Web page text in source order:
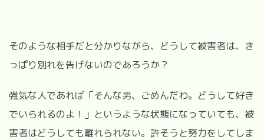
そのような相手だと分かりながら、どうして被害者は、き
っぱり別れを告げないのであろうか？
強気な人であれば「そんな男、ごめんだわ。どうして好き
でいられるのよ！」というような状態になっていても、被
害者はどうしても離れられない。許そうと努力をしてしま